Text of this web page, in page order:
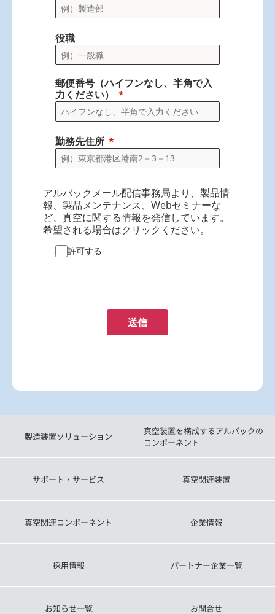
役職
郵便番号（ハイフンなし、半角で入
力ください）
勤務先住所
アルバックメール配信事務局より、製品情
報、製品メンテナンス、Webセミナーな
ど、真空に関する情報を発信しています。
希望される場合はクリックください。
許可する
送信
製造装置ソリューション
真空装置を構成するアルバックの
コンポーネント
サポート・サービス 真空関連装置
真空関連コンポーネント 企業情報
採用情報 パートナー企業一覧
お知らせ一覧 お問合せ